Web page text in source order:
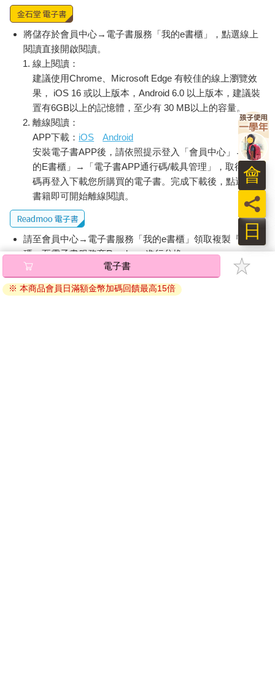
能對學習內容有更深刻的體悟。當然，決定權在你。
與自己和周圍建立健康的關係，是我們與生俱來的權利。本書的
目標，就是讓你學會與內在自我建立連結。多年來，我與客戶都
透過這套方法，找回與自我連結的時刻。每一個人都循序漸進地
建立起更深刻的連結，並有能力展開積極的行動。話說回來，呼
吸法不會替你做出行動，但在你學會將呼吸作為一種語言後，你
就能學會用讓思考更透徹、行動更加自信的方式，和自己溝通。
願你的每一次呼吸，都予你更強大的連結。
將儲存於會員中心→電子書服務「我的e書櫃」，點選線上
閱讀直接開啟閱讀。
線上閱讀：
建議使用Chrome、Microsoft Edge 有較佳的線上瀏覽效
果， iOS 16 或以上版本，Android 6.0 以上版本，建議裝
置有6GB以上的記憶體，至少有 30 MB以上的容量。
離線閱讀：
APP下載： iOS
Android
安裝電子書APP後，請依照提示登入「會員中心」→「我
的E書櫃」→「電子書APP通行碼/載具管理」，取得通行
碼再登入下載您所購買的電子書。完成下載後，點選任一
書籍即可開始離線閱讀。
請至會員中心→電子書服務「我的e書櫃」領取複製『兌換
碼』至電子書服務商Readmoo進行兌換。
退換貨須知：
因版權保護，您在金石堂所購買的電子書僅能以金石堂專屬
電子書
※ 本商品會員日滿額金幣加碼回饋最高15倍
日
員
會